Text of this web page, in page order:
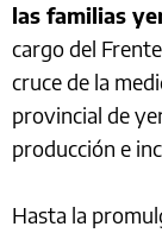
las familias
cargo del
cruce de la
provincial de
producción e
Hasta la